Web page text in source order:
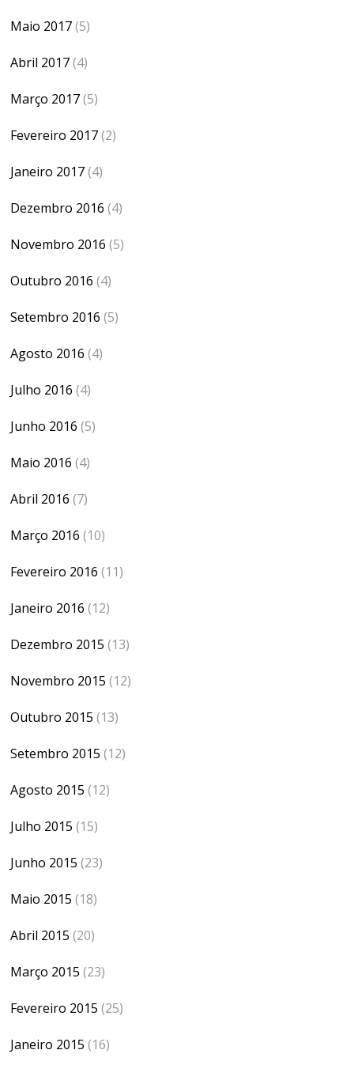
Maio 2017(5)
Abril 2017(4)
Março 2017(5)
Fevereiro 2017(2)
Janeiro 2017(4)
Dezembro 2016 (4)
Novembro 2016 (5)
Outubro 2016 (4)
Setembro 2016 (5)
Agosto 2016 (4)
Julho 2016 (4)
Junho 2016 (5)
Maio 2016 (4)
Abril 2016 (7)
Março 2016 (10)
Fevereiro 2016 (11)
Janeiro 2016 (12)
Dezembro 2015 (13)
Novembro 2015 (12)
Outubro 2015 (13)
Setembro 2015 (12)
Agosto 2015 (12)
Julho 2015 (15)
Junho 2015 (23)
Maio 2015 (18)
Abril 2015 (20)
Março 2015 (23)
Fevereiro 2015 (25)
Janeiro 2015 (16)